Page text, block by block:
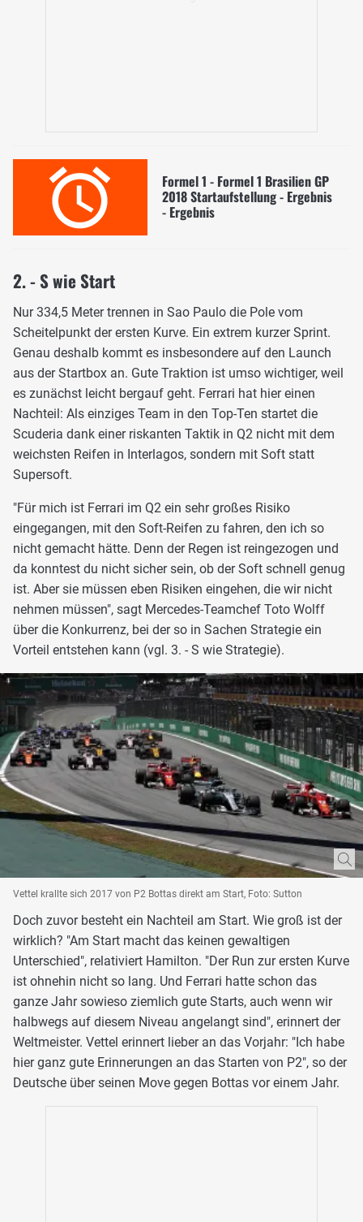
Formel 1 - Formel 1 Brasilien GP
2018 Startaufstellung - Ergebnis
- Ergebnis
2. - S wie Start
Nur 334,5 Meter trennen in Sao Paulo die Pole vom
Scheitelpunkt der ersten Kurve. Ein extrem kurzer Sprint.
Genau deshalb kommt es insbesondere auf den Launch
aus der Startbox an. Gute Traktion ist umso wichtiger, weil
es zunächst leicht bergauf geht. Ferrari hat hier einen
Nachteil: Als einziges Team in den Top-Ten startet die
Scuderia dank einer riskanten Taktik in Q2 nicht mit dem
weichsten Reifen in Interlagos, sondern mit Soft statt
Supersoft.
"Für mich ist Ferrari im Q2 ein sehr großes Risiko
eingegangen, mit den Soft-Reifen zu fahren, den ich so
nicht gemacht hätte. Denn der Regen ist reingezogen und
da konntest du nicht sicher sein, ob der Soft schnell genug
ist. Aber sie müssen eben Risiken eingehen, die wir nicht
nehmen müssen", sagt Mercedes-Teamchef Toto Wolff
über die Konkurrenz, bei der so in Sachen Strategie ein
Vorteil entstehen kann (vgl. 3. - S wie Strategie).
Vettel krallte sich 2017 von P2 Bottas direkt am Start, Foto: Sutton
Doch zuvor besteht ein Nachteil am Start. Wie groß ist der
wirklich? "Am Start macht das keinen gewaltigen
Unterschied", relativiert Hamilton. "Der Run zur ersten Kurve
ist ohnehin nicht so lang. Und Ferrari hatte schon das
ganze Jahr sowieso ziemlich gute Starts, auch wenn wir
halbwegs auf diesem Niveau angelangt sind", erinnert der
Weltmeister. Vettel erinnert lieber an das Vorjahr: "Ich habe
hier ganz gute Erinnerungen an das Starten von P2", so der
Deutsche über seinen Move gegen Bottas vor einem Jahr.